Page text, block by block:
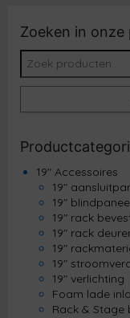
Zoeken in onze
Zoeken naar:
19" Accessoires
19"
19"
19" rack
19" rack
19"
19"
19" verlichting
Foam lade
Rack & Stage